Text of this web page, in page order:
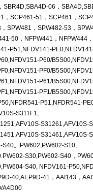
SBR4D,SBA4D-06，
，SCP461-51，SCP461，
，SPW481，SPW482-53，
50，NFPW441，NFPW444
P51,NFDV141-
P60/
PF0/
P61/
PF1/
P51,NFDR541-
S311F1,
S31261,AFV10S-
S31461,AFV10S-
S40。PW602,PW602-S10,
S30,PW602-S40，
S40, NFDV161-
40,AEP9D-41 ，AAI143，
A4D00